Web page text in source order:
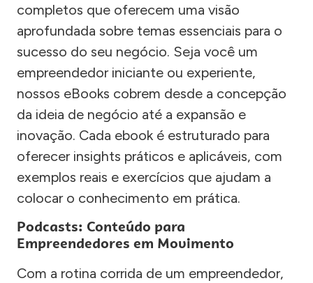
completos que oferecem uma visão
aprofundada sobre temas essenciais para o
sucesso do seu negócio. Seja você um
empreendedor iniciante ou experiente,
nossos eBooks cobrem desde a concepção
da ideia de negócio até a expansão e
inovação. Cada ebook é estruturado para
oferecer insights práticos e aplicáveis, com
exemplos reais e exercícios que ajudam a
colocar o conhecimento em prática.
Podcasts: Conteúdo para
Empreendedores em Movimento
Com a rotina corrida de um empreendedor,